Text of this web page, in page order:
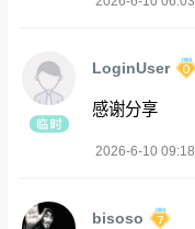
LoginUser
感谢分享
2026-6-10 09:18
bisoso